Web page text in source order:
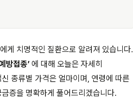
게 치명적인 질환으로 알려져 있습니다.
방접종’ 에 대해 오늘은 자세히
종류별 가격은 얼마이며, 연령에 따른
증을 명확하게 풀어드리겠습니다.